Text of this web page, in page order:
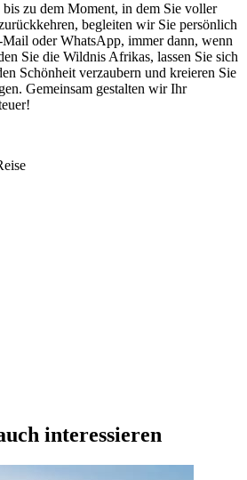
zu dem Moment, in dem Sie voller
begleiten wir Sie persönlich
oder WhatsApp, immer dann, wenn
Sie die Wildnis Afrikas, lassen Sie sich
Schönheit verzaubern und kreieren Sie
Gemeinsam gestalten wir Ihr
interessieren